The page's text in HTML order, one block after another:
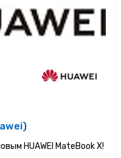
HUAWEI MateBook X!